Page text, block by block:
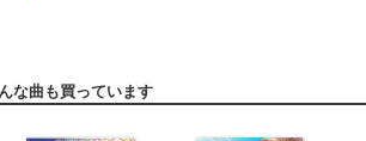
な曲も買っています